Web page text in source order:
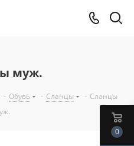
муж.
- Обувь - Сланцы - Сланцы
0